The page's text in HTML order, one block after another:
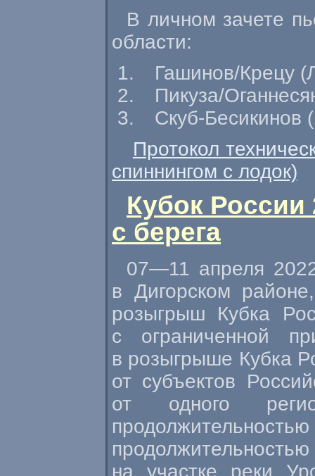
В личном зачете
области:
Гашинов/Крецу
Пикуза/
Скуб-Бесикинов
Протокол
спиннингом с лодок)
Кубок
с берега
07—11 апреля
в Дигорском
розыгрыш Кубка
с ограниченной
в розыгрыше Кубка
от субъектов
от одного
на участке реки